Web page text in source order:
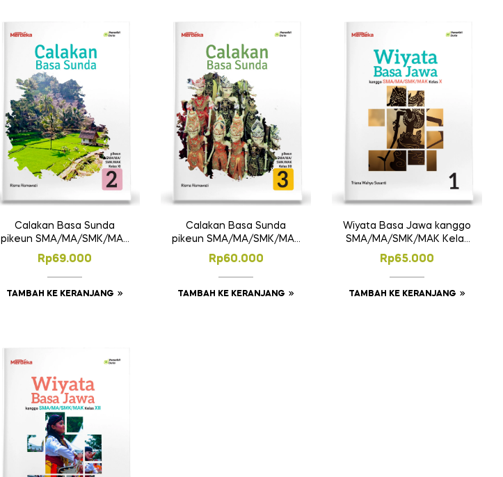
Calakan Basa Sunda
pikeun SMA/MA/SMK/MAK
Kelas XI
Rp69.000
TAMBAH KE KERANJANG
Calakan Basa Sunda
pikeun SMA/MA/SMK/MAK
Kelas XII
Rp60.000
TAMBAH KE KERANJANG
Wiyata Basa Jawa kanggo
SMA/MA/SMK/MAK Kelas
X
Rp65.000
TAMBAH KE KERANJANG